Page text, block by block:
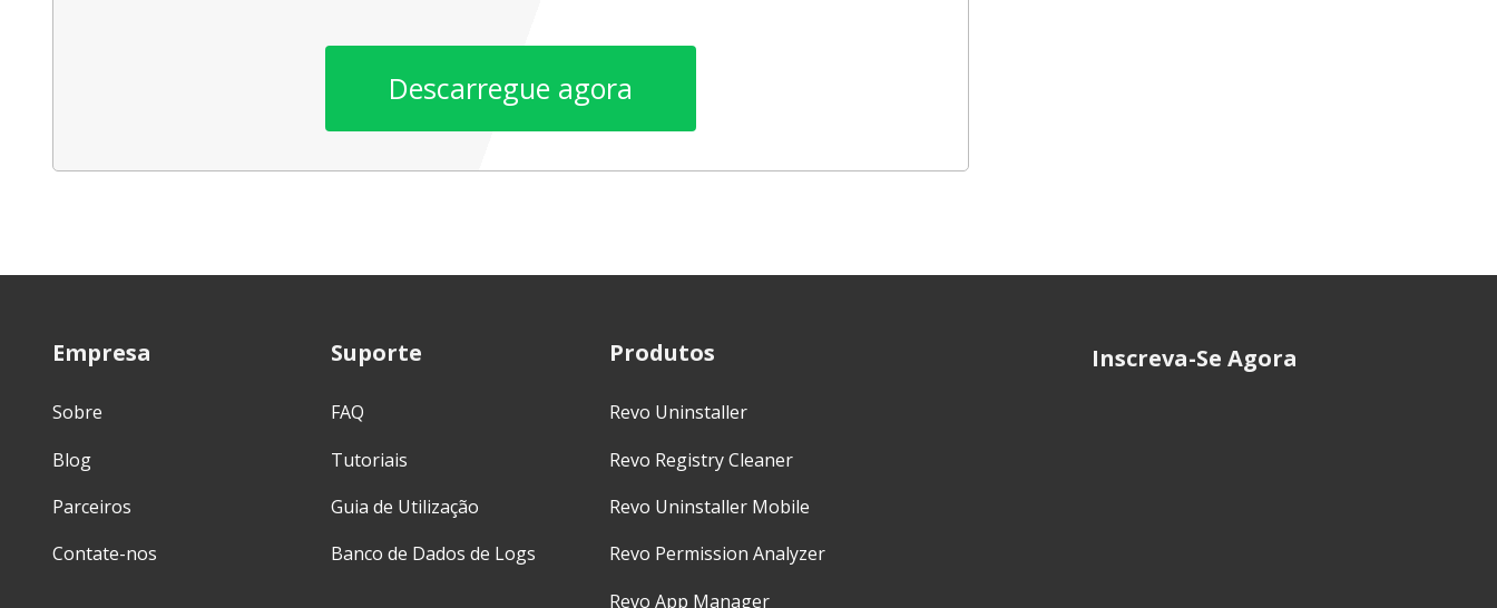
Descarregue agora
Empresa
Sobre
Blog
Parceiros
Contate-nos
Suporte
FAQ
Tutoriais
Guia de Utilização
Banco de Dados de Logs
Produtos
Revo Uninstaller
Revo Registry Cleaner
Revo Uninstaller Mobile
Revo Permission Analyzer
Revo App Manager
Inscreva-Se Agora